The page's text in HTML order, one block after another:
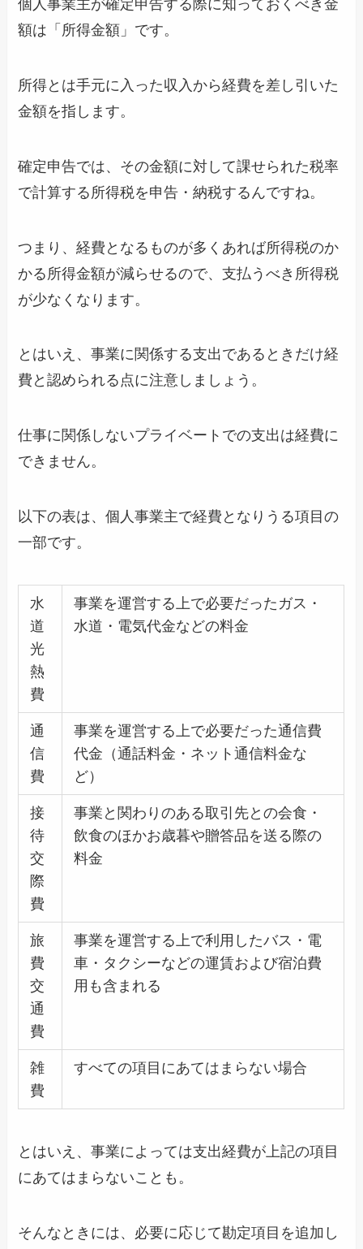
個人事業主が確定申告する際に知っておくべき金
額は「所得金額」です。
所得とは手元に入った収入から経費を差し引いた
金額を指します。
確定申告では、その金額に対して課せられた税率
で計算する所得税を申告・納税するんですね。
つまり、経費となるものが多くあれば所得税のか
かる所得金額が減らせるので、支払うべき所得税
が少なくなります。
とはいえ、事業に関係する支出であるときだけ経
費と認められる点に注意しましょう。
仕事に関係しないプライベートでの支出は経費に
できません。
以下の表は、個人事業主で経費となりうる項目の
一部です。
水
道
光
熱
費
事業を運営する上で必要だったガス・
水道・電気代金などの料金
通
信
費
事業を運営する上で必要だった通信費
代金（通話料金・ネット通信料金な
ど）
接
待
交
際
費
事業と関わりのある取引先との会食・
飲食のほかお歳暮や贈答品を送る際の
料金
旅
費
交
通
費
事業を運営する上で利用したバス・電
車・タクシーなどの運賃および宿泊費
用も含まれる
雑
費
すべての項目にあてはまらない場合
とはいえ、事業によっては支出経費が上記の項目
にあてはまらないことも。
そんなときには、必要に応じて勘定項目を追加し